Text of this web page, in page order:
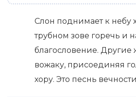
Слон поднимает к небу
трубном зове горечь и
благословение. Другие
вожаку, присоединяя
хору. Это песнь